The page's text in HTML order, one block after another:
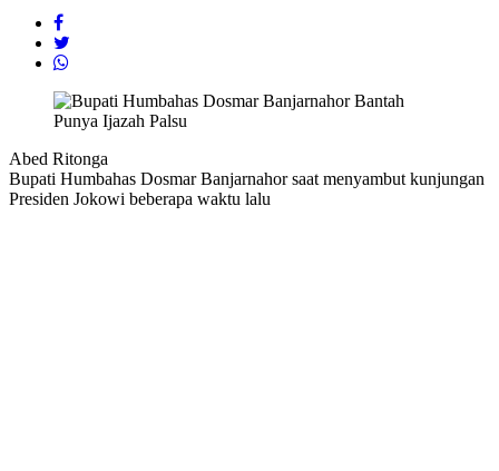
Abed Ritonga
Bupati Humbahas Dosmar Banjarnahor saat menyambut kunjungan
Presiden Jokowi beberapa waktu lalu